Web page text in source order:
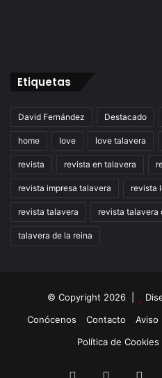
Etiquetas
David Fernández Destacado
home love love talavera
revista revista en talavera
revista impresa talavera revista
revista talavera revista talavera
talavera de la reina
© Copyright 2026 |
Conócenos
Contacto Aviso
Política de Cookies